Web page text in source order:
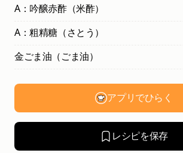
A：吟醸赤酢（米酢）
A：粗精糖（さとう）
金ごま油（ごま油）
アプリでひらく
レシピを保存